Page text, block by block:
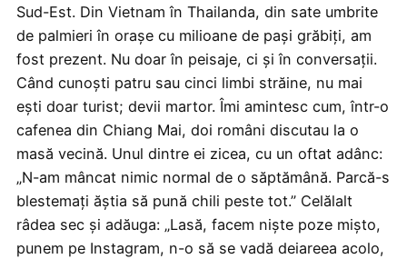
Sud-Est. Din Vietnam în Thailanda, din sate umbrite
de palmieri în orașe cu milioane de pași grăbiți, am
fost prezent. Nu doar în peisaje, ci și în conversații.
Când cunoști patru sau cinci limbi străine, nu mai
ești doar turist; devii martor. Îmi amintesc cum, într-o
cafenea din Chiang Mai, doi români discutau la o
masă vecină. Unul dintre ei zicea, cu un oftat adânc:
„N-am mâncat nimic normal de o săptămână. Parcă-s
blestemați ăștia să pună chili peste tot.” Celălalt
râdea sec și adăuga: „Lasă, facem niște poze mișto,
punem pe Instagram, n-o să se vadă deiareea acolo,